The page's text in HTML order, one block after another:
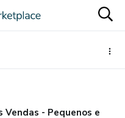
Vendas - Pequenos e